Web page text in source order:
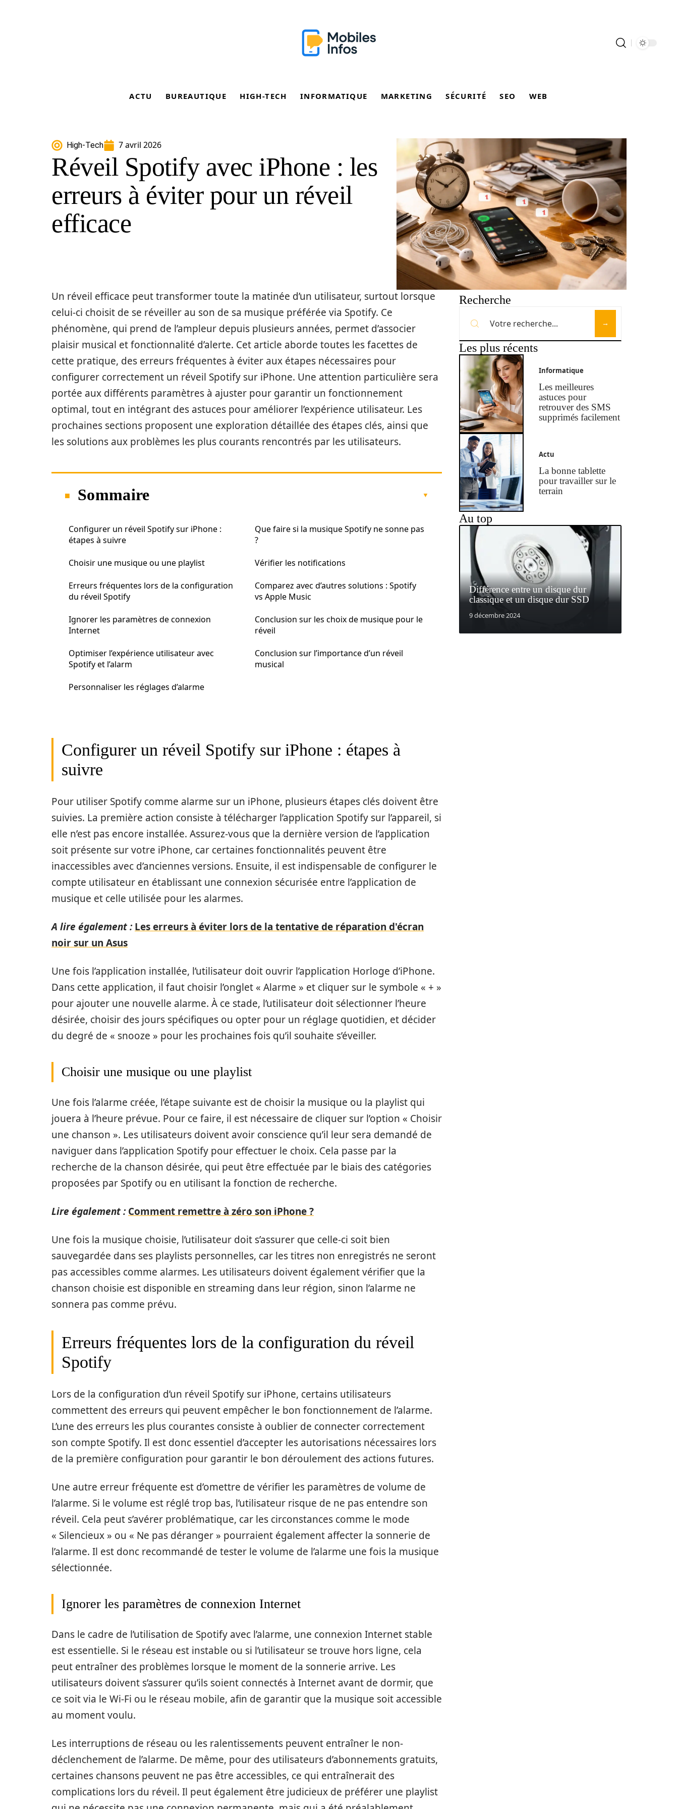
ACTU BUREAUTIQUE HIGH-TECH INFORMATIQUE MARKETING SÉCURITÉ SEO WEB
High-Tech 7 avril 2026
Réveil Spotify avec iPhone : les
erreurs à éviter pour un réveil
efficace
Un réveil efficace peut transformer toute la matinée d’un utilisateur, surtout lorsque
celui-ci choisit de se réveiller au son de sa musique préférée via Spotify. Ce
phénomène, qui prend de l’ampleur depuis plusieurs années, permet d’associer
plaisir musical et fonctionnalité d’alerte. Cet article aborde toutes les facettes de
cette pratique, des erreurs fréquentes à éviter aux étapes nécessaires pour
configurer correctement un réveil Spotify sur iPhone. Une attention particulière sera
portée aux différents paramètres à ajuster pour garantir un fonctionnement
optimal, tout en intégrant des astuces pour améliorer l’expérience utilisateur. Les
prochaines sections proposent une exploration détaillée des étapes clés, ainsi que
les solutions aux problèmes les plus courants rencontrés par les utilisateurs.
Sommaire
Configurer un réveil Spotify sur iPhone :
étapes à suivre
Choisir une musique ou une playlist
Erreurs fréquentes lors de la configuration
du réveil Spotify
Ignorer les paramètres de connexion
Internet
Optimiser l’expérience utilisateur avec
Spotify et l’alarm
Personnaliser les réglages d’alarme
Que faire si la musique Spotify ne sonne pas
?
Vérifier les notifications
Comparez avec d’autres solutions : Spotify
vs Apple Music
Conclusion sur les choix de musique pour le
réveil
Conclusion sur l’importance d’un réveil
musical
Configurer un réveil Spotify sur iPhone : étapes à
suivre
Pour utiliser Spotify comme alarme sur un iPhone, plusieurs étapes clés doivent être
suivies. La première action consiste à télécharger l’application Spotify sur l’appareil, si
elle n’est pas encore installée. Assurez-vous que la dernière version de l’application
soit présente sur votre iPhone, car certaines fonctionnalités peuvent être
inaccessibles avec d’anciennes versions. Ensuite, il est indispensable de configurer le
compte utilisateur en établissant une connexion sécurisée entre l’application de
musique et celle utilisée pour les alarmes.
A lire également : Les erreurs à éviter lors de la tentative de réparation d'écran
noir sur un Asus
Une fois l’application installée, l’utilisateur doit ouvrir l’application Horloge d’iPhone.
Dans cette application, il faut choisir l’onglet « Alarme » et cliquer sur le symbole « + »
pour ajouter une nouvelle alarme. À ce stade, l’utilisateur doit sélectionner l’heure
désirée, choisir des jours spécifiques ou opter pour un réglage quotidien, et décider
du degré de « snooze » pour les prochaines fois qu’il souhaite s’éveiller.
Choisir une musique ou une playlist
Une fois l’alarme créée, l’étape suivante est de choisir la musique ou la playlist qui
jouera à l’heure prévue. Pour ce faire, il est nécessaire de cliquer sur l’option « Choisir
une chanson ». Les utilisateurs doivent avoir conscience qu’il leur sera demandé de
naviguer dans l’application Spotify pour effectuer le choix. Cela passe par la
recherche de la chanson désirée, qui peut être effectuée par le biais des catégories
proposées par Spotify ou en utilisant la fonction de recherche.
Lire également : Comment remettre à zéro son iPhone ?
Une fois la musique choisie, l’utilisateur doit s’assurer que celle-ci soit bien
sauvegardée dans ses playlists personnelles, car les titres non enregistrés ne seront
pas accessibles comme alarmes. Les utilisateurs doivent également vérifier que la
chanson choisie est disponible en streaming dans leur région, sinon l’alarme ne
sonnera pas comme prévu.
Erreurs fréquentes lors de la configuration du réveil
Spotify
Lors de la configuration d’un réveil Spotify sur iPhone, certains utilisateurs
commettent des erreurs qui peuvent empêcher le bon fonctionnement de l’alarme.
L’une des erreurs les plus courantes consiste à oublier de connecter correctement
son compte Spotify. Il est donc essentiel d’accepter les autorisations nécessaires lors
de la première configuration pour garantir le bon déroulement des actions futures.
Une autre erreur fréquente est d’omettre de vérifier les paramètres de volume de
l’alarme. Si le volume est réglé trop bas, l’utilisateur risque de ne pas entendre son
réveil. Cela peut s’avérer problématique, car les circonstances comme le mode
« Silencieux » ou « Ne pas déranger » pourraient également affecter la sonnerie de
l’alarme. Il est donc recommandé de tester le volume de l’alarme une fois la musique
sélectionnée.
Ignorer les paramètres de connexion Internet
Dans le cadre de l’utilisation de Spotify avec l’alarme, une connexion Internet stable
est essentielle. Si le réseau est instable ou si l’utilisateur se trouve hors ligne, cela
peut entraîner des problèmes lorsque le moment de la sonnerie arrive. Les
utilisateurs doivent s’assurer qu’ils soient connectés à Internet avant de dormir, que
ce soit via le Wi-Fi ou le réseau mobile, afin de garantir que la musique soit accessible
au moment voulu.
Les interruptions de réseau ou les ralentissements peuvent entraîner le non-
déclenchement de l’alarme. De même, pour des utilisateurs d’abonnements gratuits,
certaines chansons peuvent ne pas être accessibles, ce qui entraînerait des
complications lors du réveil. Il peut également être judicieux de préférer une playlist
Recherche
Les plus récents
Informatique
Les meilleures
astuces pour
retrouver des SMS
supprimés facilement
Actu
La bonne tablette
pour travailler sur le
terrain
Au top
Différence entre un disque dur
classique et un disque dur SSD
9 décembre 2024